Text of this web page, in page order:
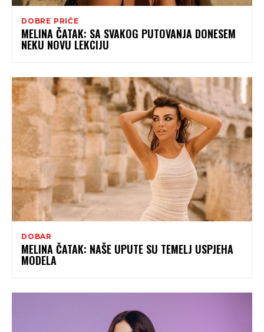
DOBRE PRIČE
MELINA ČATAK: SA SVAKOG PUTOVANJA DONESEM
NEKU NOVU LEKCIJU
DOBAR
MELINA ČATAK: NAŠE UPUTE SU TEMELJ USPJEHA
MODELA